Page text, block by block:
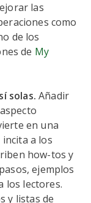
las
como
de los
de My
solas. Añadir
en una
a los
how-tos y
ejemplos
los lectores.
y listas de